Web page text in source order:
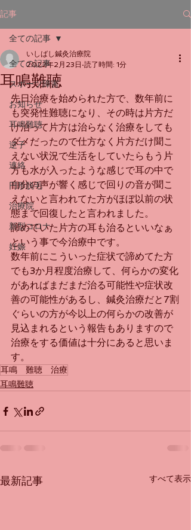
記事
全ての記事
スポーツ障害
お知らせ
耳鳴難聴
逆子
連絡
円形脱毛
治療院
新型コロナ
妊娠
全ての記事
耳鳴難聴
いしばし鍼灸治療院
2022年2月23日 読了時間: 1分
先日治療を始められた方で、数年前に
も突発性難聴になり、その時は片方だ
け治って片方は治らなく治療をしても
ダメだったので仕方なく片方だけ聞こ
えない状況で生活をしていたらもう片
方も水が入ったような感じで耳の中で
自分の声が響く感じで回りの音が聞こ
えないと言われてた方がほぼ以前の状
態まで回復したと言われました。
諦めていた片方の耳も治るといいなぁ
という事で今治療中です。
数年前にこういった症状で諦めてた方
でも3か月程度治療して、何らかの変化
があればまだまだ治る可能性や症状改
善の可能性があるし、鍼灸治療だと7割
ぐらいの方が今以上の何らかの改善が
見込まれるという報告もありますので
治療をする価値は十分にあると思いま
す。
耳鳴 難聴 治療
耳鳴難聴
最新記事 すべて表示